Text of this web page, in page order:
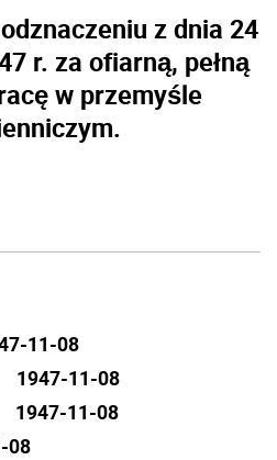
z dnia 24
r. za ofiarną, pełną
w przemyśle
11-08
1947-11-08
1947-11-08
08